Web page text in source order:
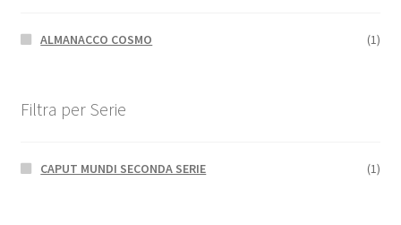
ALMANACCO COSMO (1)
Filtra per Serie
CAPUT MUNDI SECONDA SERIE (1)